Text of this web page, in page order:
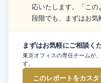
応いたします。「こ
段階でも、まずはお気
まずはお気軽にご相談く
東京オフィスの専任チームが
す。
このレポートをカス